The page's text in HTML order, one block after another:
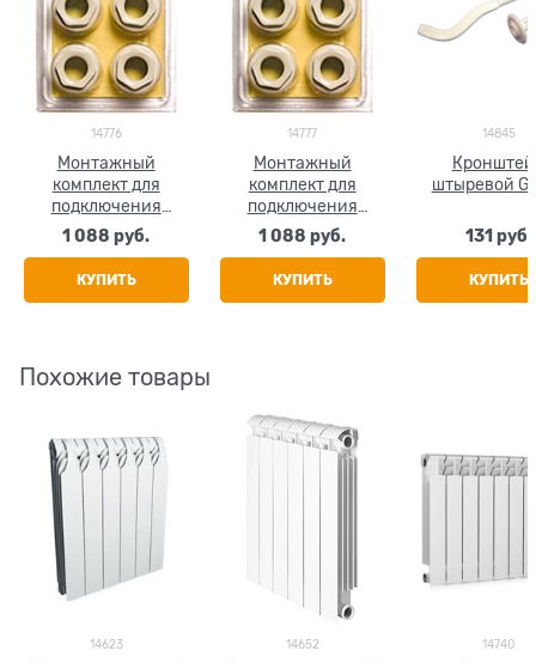
14776
Монтажный
комплект для
подключения
радиатора Global,
размер 1/2"
1 088 руб.
КУПИТЬ
14777
Монтажный
комплект для
подключения
радиатора Global,
размер 3/4"
1 088 руб.
КУПИТЬ
14845
штыревой
131 руб.
КУПИТЬ
Похожие товары
14623 14652 14740